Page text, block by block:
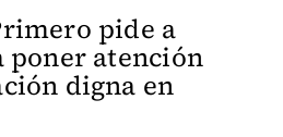
pide a
poner atención
digna en